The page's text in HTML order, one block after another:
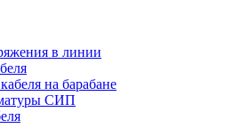
в линии
на барабане
СИП